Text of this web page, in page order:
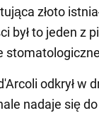
złoto
był to jeden z
odkrył w
nadaje się